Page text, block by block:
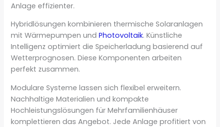
Anlage effizienter.
Hybridlösungen kombinieren thermische Solaranlagen
mit Wärmepumpen undPhotovoltaik. Künstliche
Intelligenz optimiert die Speicherladung basierend auf
Wetterprognosen. Diese Komponenten arbeiten
perfekt zusammen.
Modulare Systeme lassen sich flexibel erweitern.
Nachhaltige Materialien und kompakte
Hochleistungslösungen für Mehrfamilienhäuser
komplettieren das Angebot. Jede Anlage profitiert von